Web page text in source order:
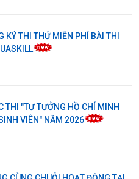
KÝ THI THỬ MIỄN PHÍ BÀI THI
THI "TƯ TƯỞNG HỒ CHÍ MINH
VIÊN" NĂM 2026